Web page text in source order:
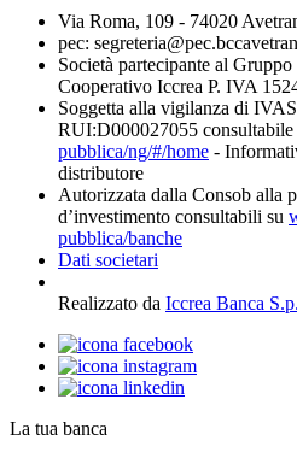
Via Roma, 109 - 74020
pec:
Società partecipante al
Cooperativo Iccrea P. IVA
Soggetta alla vigilanza di
RUI:D000027055 consultabile
pubblica/ng/#/home -
distributore
Autorizzata dalla Consob alla
d’investimento consultabili su
pubblica/banche
Dati societari
Realizzato da Iccrea Banca
La tua banca